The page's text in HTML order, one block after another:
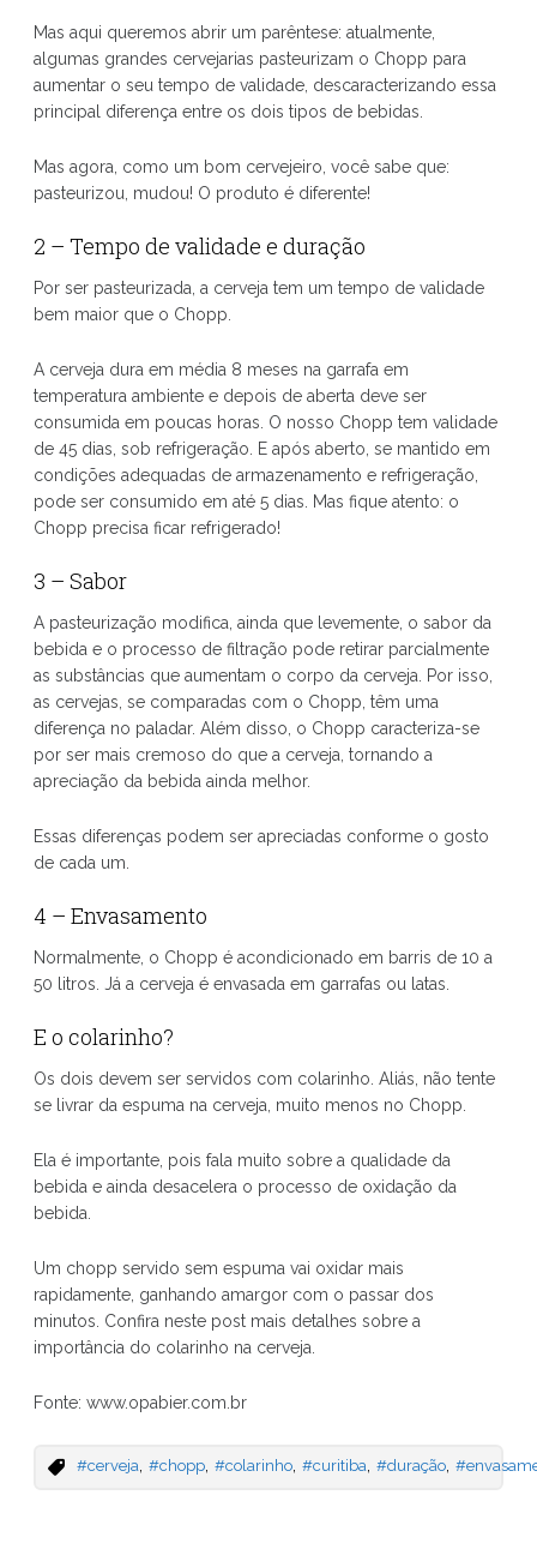
Mas aqui queremos abrir um parêntese: atualmente,
algumas grandes cervejarias pasteurizam o Chopp para
aumentar o seu tempo de validade, descaracterizando essa
principal diferença entre os dois tipos de bebidas.
Mas agora, como um bom cervejeiro, você sabe que:
pasteurizou, mudou! O produto é diferente!
2 – Tempo de validade e duração
Por ser pasteurizada, a cerveja tem um tempo de validade
bem maior que o Chopp.
A cerveja dura em média 8 meses na garrafa em
temperatura ambiente e depois de aberta deve ser
consumida em poucas horas. O nosso Chopp tem validade
de 45 dias, sob refrigeração. E após aberto, se mantido em
condições adequadas de armazenamento e refrigeração,
pode ser consumido em até 5 dias. Mas fique atento: o
Chopp precisa ficar refrigerado!
3 – Sabor
A pasteurização modifica, ainda que levemente, o sabor da
bebida e o processo de filtração pode retirar parcialmente
as substâncias que aumentam o corpo da cerveja. Por isso,
as cervejas, se comparadas com o Chopp, têm uma
diferença no paladar. Além disso, o Chopp caracteriza-se
por ser mais cremoso do que a cerveja, tornando a
apreciação da bebida ainda melhor.
Essas diferenças podem ser apreciadas conforme o gosto
de cada um.
4 – Envasamento
Normalmente, o Chopp é acondicionado em barris de 10 a
50 litros. Já a cerveja é envasada em garrafas ou latas.
E o colarinho?
Os dois devem ser servidos com colarinho. Aliás, não tente
se livrar da espuma na cerveja, muito menos no Chopp.
Ela é importante, pois fala muito sobre a qualidade da
bebida e ainda desacelera o processo de oxidação da
bebida.
Um chopp servido sem espuma vai oxidar mais
rapidamente, ganhando amargor com o passar dos
minutos. Confira neste post mais detalhes sobre a
importância do colarinho na cerveja.
Fonte: www.opabier.com.br
#cerveja #chopp, #colarinho, #curitiba #duração,